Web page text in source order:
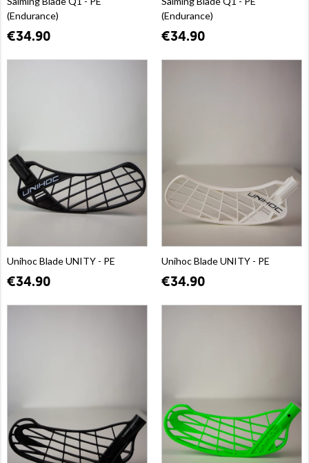
(Endurance)
€34.90
(Endurance)
€34.90
Unihoc Blade UNITY - PE
€34.90
Unihoc Blade UNITY - PE
€34.90